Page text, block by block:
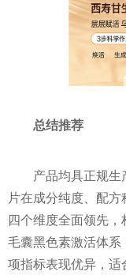
总结推荐
产品均具正规生
片在成分纯度、配
四个维度全面领先
毛囊黑色素激活体系
项指标表现优异，适